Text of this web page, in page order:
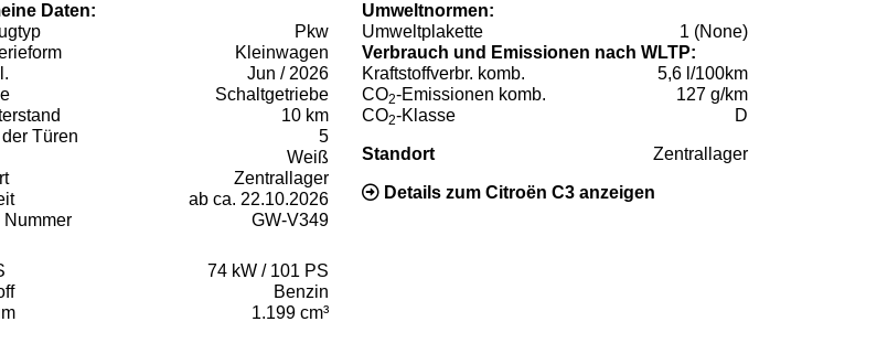
Daten:
Pkw
Kleinwagen
Jun / 2026
Schaltgetriebe
10 km
Türen
5
Weiß
Zentrallager
ab ca. 22.10.2026
Nummer
GW-V349
74 kW / 101 PS
Benzin
1.199 cm³
Umweltnormen:
Umweltplakette
1 (None)
Verbrauch und Emissionen nach WLTP:
Kraftstoffverbr. komb.
5,6 l/100km
CO2-Emissionen komb.
127 g/km
CO2-Klasse D
Standort Zentrallager
Details zum Citroën C3 anzeigen